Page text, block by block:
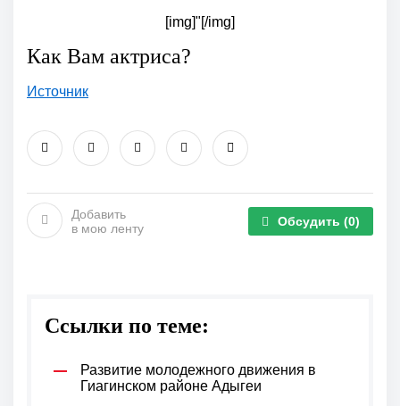
[img]"[/img]
Как Вам актриса?
Источник
Добавить
в мою ленту
Обсудить (0)
Ссылки по теме:
Развитие молодежного движения в
Гиагинском районе Адыгеи